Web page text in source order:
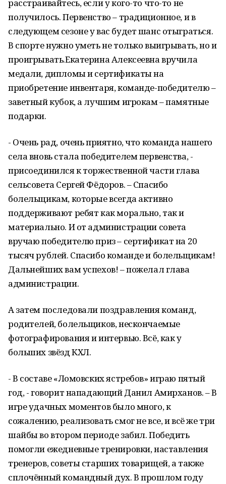
расстраивайтесь, если у кого-то что-то не
получилось. Первенство – традиционное, и в
следующем сезоне у вас будет шанс отыграться.
В спорте нужно уметь не только выигрывать, но и
проигрывать.Екатерина Алексеевна вручила
медали, дипломы и сертификаты на
приобретение инвентаря, команде-победителю –
заветный кубок, а лучшим игрокам – памятные
подарки.
- Очень рад, очень приятно, что команда нашего
села вновь стала победителем первенства, -
присоединился к торжественной части глава
сельсовета Сергей Фёдоров. – Спасибо
болельщикам, которые всегда активно
поддерживают ребят как морально, так и
материально. И от администрации совета
вручаю победителю приз – сертификат на 20
тысяч рублей. Спасибо команде и болельщикам!
Дальнейших вам успехов! – пожелал глава
администрации.
А затем последовали поздравления команд,
родителей, болельщиков, нескончаемые
фотографирования и интервью. Всё, как у
больших звёзд КХЛ.
- В составе «Ломовских ястребов» играю пятый
год, - говорит нападающий Данил Амирханов. – В
игре удачных моментов было много, к
сожалению, реализовать смог не все, и всё же три
шайбы во втором периоде забил. Победить
помогли ежедневные тренировки, наставления
тренеров, советы старших товарищей, а также
сплочённый командный дух. В прошлом году